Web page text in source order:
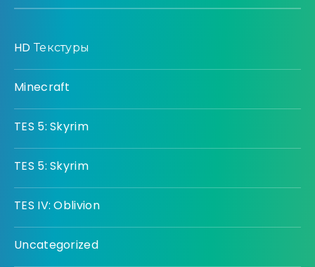
HD Текстуры
Minecraft
TES 5: Skyrim
TES 5: Skyrim
TES IV: Oblivion
Uncategorized